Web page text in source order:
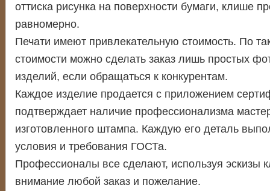
оттиска рисунка на поверхности бумаги, клише
равномерно.
Печати имеют привлекательную стоимость. По
стоимости можно сделать заказ лишь простых
изделий, если обращаться к конкурентам.
Каждое изделие продается с приложением
подтверждает наличие профессионализма
изготовленного штампа. Каждую его деталь
условия и требования ГОСТа.
Профессионалы все сделают, используя эскизы
внимание любой заказ и пожелание.